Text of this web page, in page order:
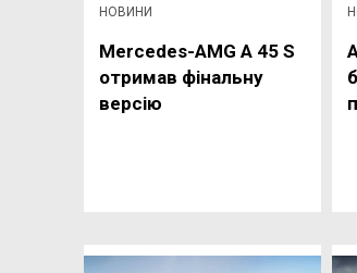
НОВИНИ
Mercedes-AMG A 45 S
отримав фінальну
версію